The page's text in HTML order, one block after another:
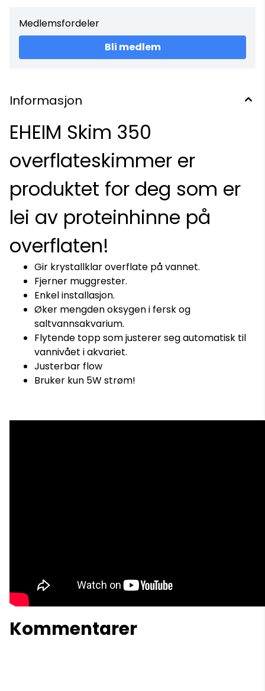
Medlemsfordeler
Bli medlem
Informasjon
EHEIM Skim 350
overflateskimmer er
produktet for deg som er
lei av proteinhinne på
overflaten!
Gir krystallklar overflate på vannet.
Fjerner muggrester.
Enkel installasjon.
Øker mengden oksygen i fersk og
saltvannsakvarium.
Flytende topp som justerer seg automatisk til
vannivået i akvariet.
Justerbar flow
Bruker kun 5W strøm!
Kommentarer
På lager På lager